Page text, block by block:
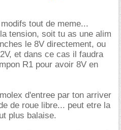
tout de meme...
tension, soit tu as une alim
le 8V directement, ou
et dans ce cas il faudra
R1 pour avoir 8V en
d'entree par ton arriver
de roue libre... peut etre la
plus balaise.